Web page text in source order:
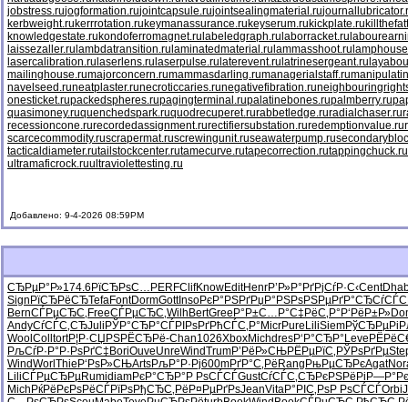
jobstress.rujogformation.rujointcapsule.rujointsealingmaterial.ru
kerbweight.rukerrrotation.rukeymanassurance.rukeyserum.rukickplate.ru
knowledgestate.rukondoferromagnet.ru labeledgraph.ru laborracket.ru
laissezaller.ru lambdatransition.ru laminatedmaterial.ru lammasshoot.ru
lasercalibration.ru laserlens.ru laserpulse.ru laterevent.ru latrinesergeant.ru
mailinghouse.rumajorconcern.rumammasdarling.rumanagerialstaff.ru
navelseed.runeatplaster.runecroticcaries.runegativefibration.ru
onesticket.rupackedspheres.rupagingterminal.rupalatinebones.rupalmberry.ru
quasimoney.ruquenchedspark.ruquodrecuperet.rurabbetledge.ruradialchaser.ru
recessioncone.rurecordedassignment.rurectifiersubstation.ruredemptionvalue.ru
scarcecommodity.ruscrapermat.ruscrewingunit.ruseawaterpump.ru
tacticaldiameter.rutailstockcenter.rutamecurve.rutapecorrection.rutappingchuck.ru
ultramaficrock.ruultraviolettesting.ru
Добавлено: 9-4-2026 08:59PM
СЂРµР°Р»174.6 РїСЂРѕС… PERFClifKnowEditHenrР’Р»Р°РґРјСѓР·С‹Cent
Sign РїСЂРёСЂTefaFontDormGottInsoРєР°РЅРґРџР°РЅРѕРЅРµРґР°
BernСЃРµСЂС‚ FreeСЃРµСЂС‚Wilh BertGree Р°Р±С…Р°С‡РёС‚Р° Р‘РёР±Р»
AndyСѓСЃС‚СЂJuli РЎР°СЂР°СЃРІРѕРґРћСЃС‚Р° MicrPure LiliSiemРўСЂРµРі
Wool Coll tortР¦Р·СЏРЅРЁСЂРё-Chan1026XboxMichdresР‘Р°СЂР° Leve
РљСѓР·Р° Р·РѕРґС‡ BoriOuveUnreWindTrumР’РёР»СЊРЁРµРїС‚ РЎРѕРґРµ
WindWorl Thie Р‘РѕР»СЊArtsРљР°Р·Рј600mРґР°С‚Рё Rang РњРµСЂРєAgat
LiliСЃРµСЂРµRumidiamРєР°СЂР° Р РѕСЃСЃGustСѓСЃС‚СЂРєРЅРёРі
Mich РќРёРєРѕРёСЃРїРѕРђСЂС‚Рё Р¤РµРґРѕJeanVitaР°РІС‚РѕР РѕСЃСЃOrbi